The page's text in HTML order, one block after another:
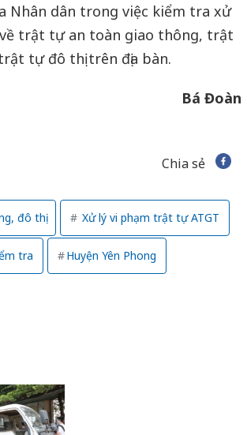
Nhân dân trong việc kiểm tra xử
trật tự an toàn giao thông, trật
tự đô thị trên địa bàn.
Bá Đoàn
Chia sẻ
đô thị Xử lý vi phạm trật tự ATGT
tra Huyện Yên Phong